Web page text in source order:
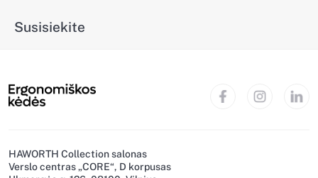
Susisiekite
HAWORTH Collection salonas
Verslo centras „CORE“, D korpusas